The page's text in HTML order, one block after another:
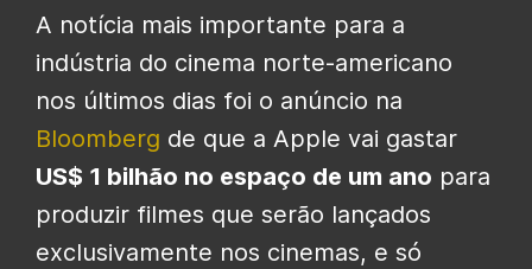
A notícia mais importante para a
indústria do cinema norte-americano
nos últimos dias foi o anúncio na
Bloomberg de que a Apple vai gastar
US$ 1 bilhão no espaço de um ano para
produzir filmes que serão lançados
exclusivamente nos cinemas, e só